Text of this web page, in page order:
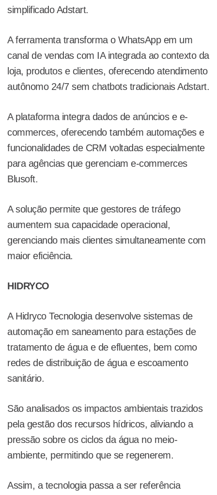
simplificado Adstart.
A ferramenta transforma o WhatsApp em um
canal de vendas com IA integrada ao contexto da
loja, produtos e clientes, oferecendo atendimento
autônomo 24/7 sem chatbots tradicionais Adstart.
A plataforma integra dados de anúncios e e-
commerces, oferecendo também automações e
funcionalidades de CRM voltadas especialmente
para agências que gerenciam e-commerces
Blusoft.
A solução permite que gestores de tráfego
aumentem sua capacidade operacional,
gerenciando mais clientes simultaneamente com
maior eficiência.
HIDRYCO
A Hidryco Tecnologia desenvolve sistemas de
automação em saneamento para estações de
tratamento de água e de efluentes, bem como
redes de distribuição de água e escoamento
sanitário.
São analisados os impactos ambientais trazidos
pela gestão dos recursos hídricos, aliviando a
pressão sobre os ciclos da água no meio-
ambiente, permitindo que se regenerem.
Assim, a tecnologia passa a ser referência